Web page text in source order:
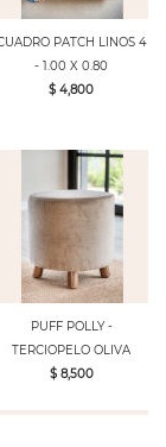
PATCH LINOS 4
- 1.00 X 0.80
$ 4,800
PUFF POLLY -
TERCIOPELO OLIVA
$ 8,500